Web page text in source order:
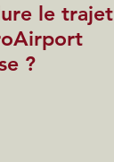
le trajet
?